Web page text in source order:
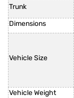
Trunk
Dimensions
Vehicle Size
Vehicle Weight